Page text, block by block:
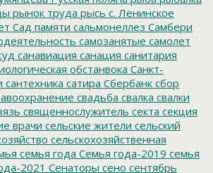
рынок труда рысь с. Ленинское
Сад памяти сальмонеллез Самбери
самозанятые самолет
санавиация санация санитария
обстанвока Санкт-
сантехника сатира Сбербанк сбор
свадьба свалка свалки
священнослужитель секта секция
врачи сельские жители сельский
сельскохозяйственная
семья года Семья года-2019 семья
2021 Сенаторы сено сентябрь